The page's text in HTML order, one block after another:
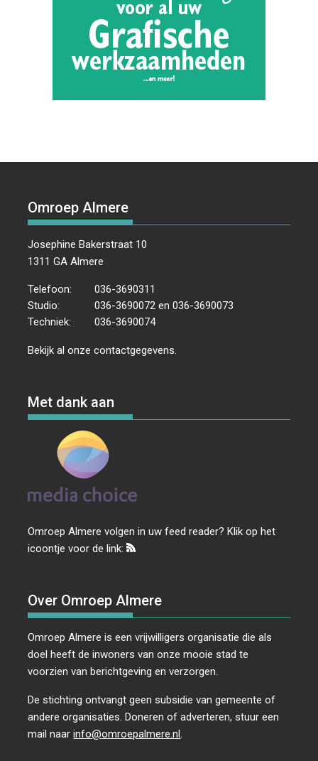
Omroep Almere
Josephine Bakerstraat 10
1311 GA Almere
Telefoon:
036-3690311
Studio:
036-3690072 en 036-3690073
Techniek:
036-3690074
Bekijk al onzecontactgegevens
Met dank aan
Omroep Almere volgen in uw feed reader? Klik op het
icoontje voor de link:
Over Omroep Almere
Omroep Almere is een vrijwilligers organisatie die als
doel heeft de inwoners van onze mooie stad te
voorzien van berichtgeving en verzorgen.
De stichting ontvangt geen subsidie van gemeente of
andere organisaties. Doneren of adverteren, stuur een
mail naarinfo@omroepalmere.nl.